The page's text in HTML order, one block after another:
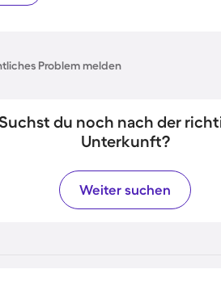
Problem melden
du noch nach der
Unterkunft?
Weiter suchen